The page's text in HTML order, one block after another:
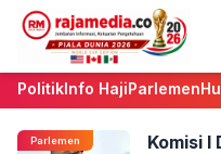
PolitikInfo HajiParlemen
Parlemen
Komisi I